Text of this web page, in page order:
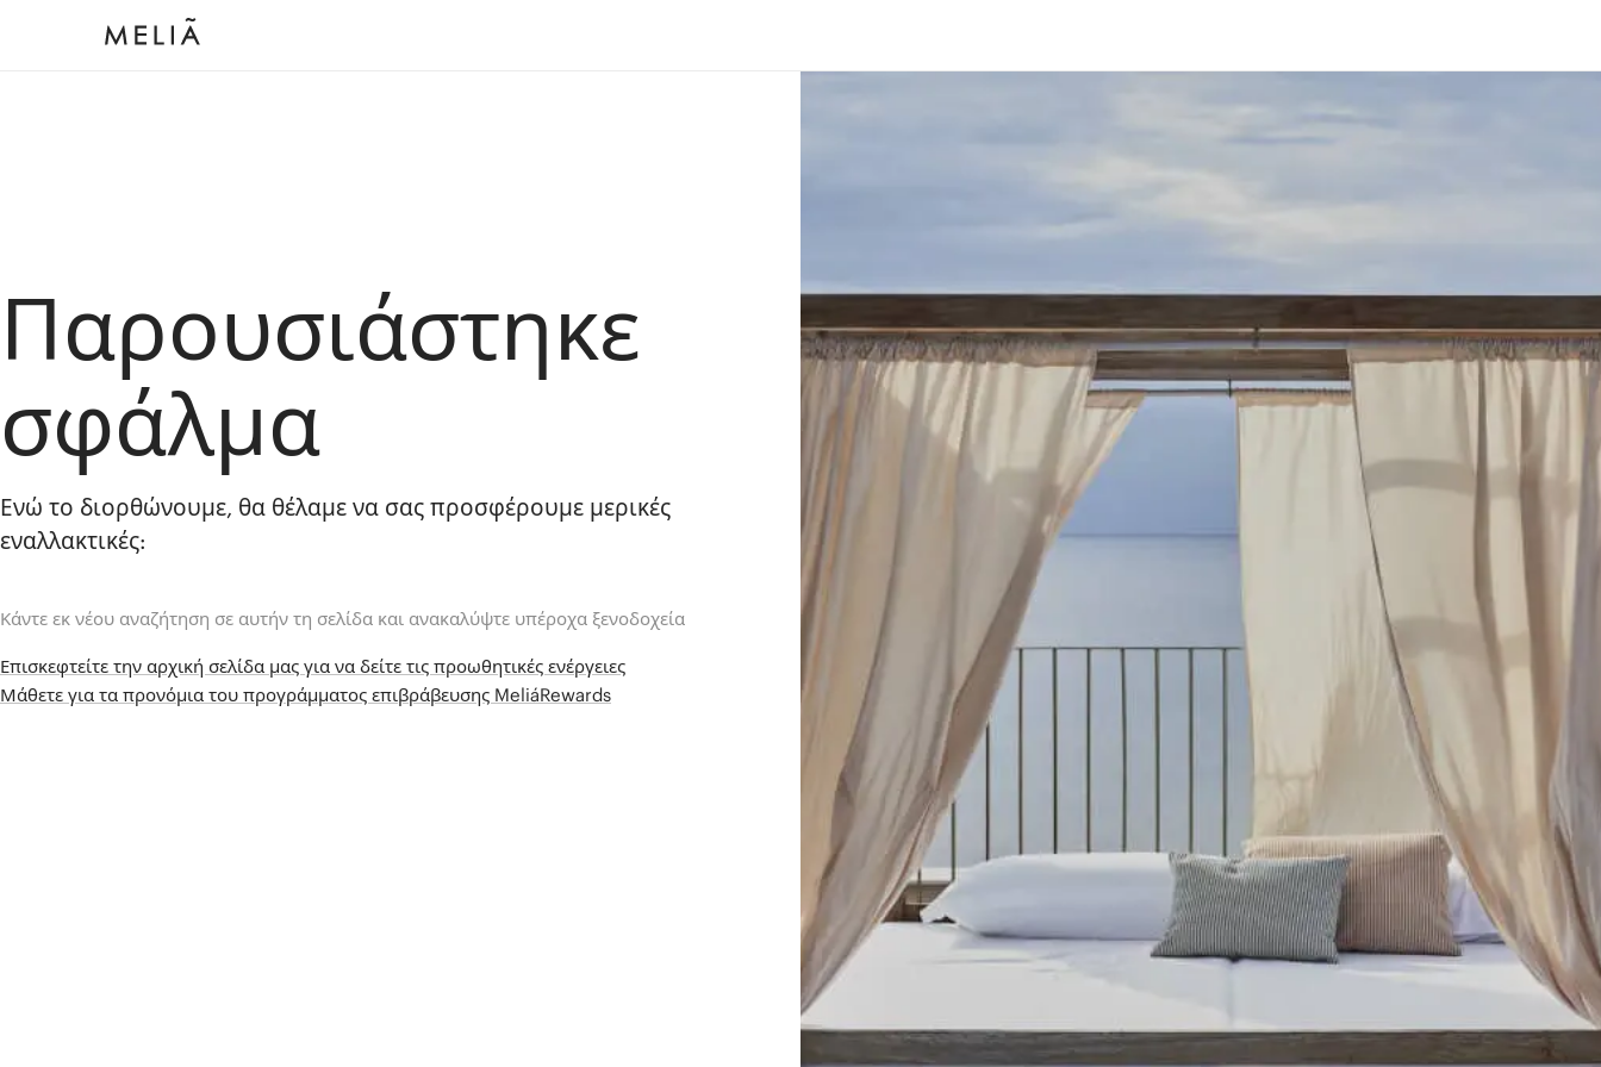
Παρουσιάστηκε
σφάλμα
Ενώ το διορθώνουμε, θα θέλαμε να σας προσφέρουμε μερικές
εναλλακτικές:
Κάντε εκ νέου αναζήτηση σε αυτήν τη σελίδα και ανακαλύψτε υπέροχα ξενοδοχεία
Επισκεφτείτε την αρχική σελίδα μας για να δείτε τις προωθητικές ενέργειες
Μάθετε για τα προνόμια του προγράμματος επιβράβευσης MeliáRewards